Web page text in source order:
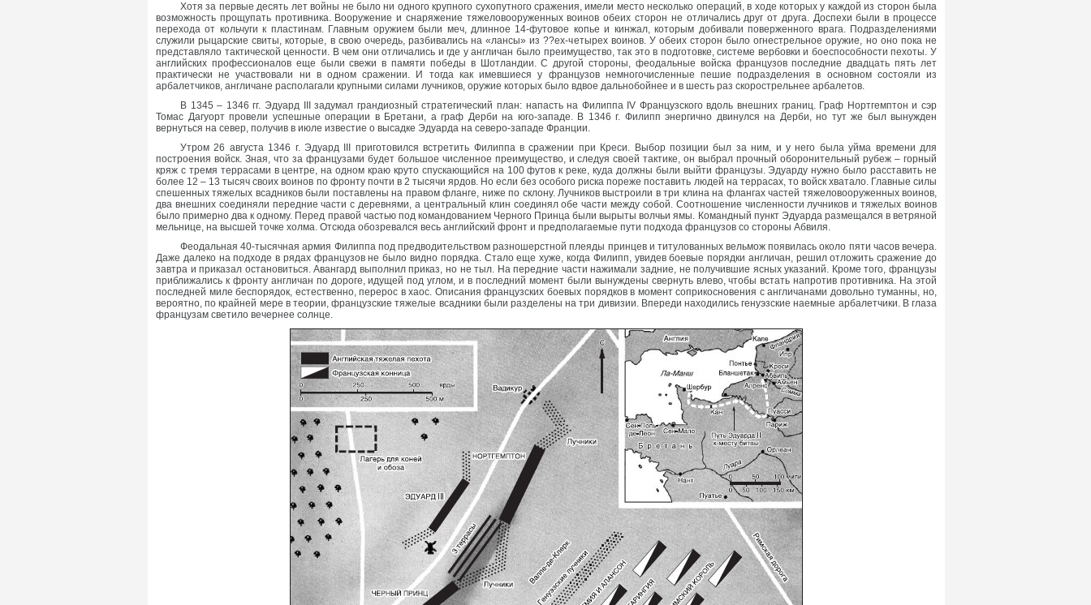
Хотя за первые десять лет войны не было ни одного крупного сухопутного сражения, имели место несколько операций, в ходе которых у каждой из сторон была
возможность прощупать противника. Вооружение и снаряжение тяжеловооруженных воинов обеих сторон не отличались друг от друга. Доспехи были в процессе
перехода от кольчуги к пластинам. Главным оружием были меч, длинное 14-футовое копье и кинжал, которым добивали поверженного врага. Подразделениями
служили рыцарские свиты, которые, в свою очередь, разбивались на «лансы» из ??ex-четырех воинов. У обеих сторон было огнестрельное оружие, но оно пока не
представляло тактической ценности. В чем они отличались и где у англичан было преимущество, так это в подготовке, системе вербовки и боеспособности пехоты. У
английских профессионалов еще были свежи в памяти победы в Шотландии. С другой стороны, феодальные войска французов последние двадцать пять лет
практически не участвовали ни в одном сражении. И тогда как имевшиеся у французов немногочисленные пешие подразделения в основном состояли из
арбалетчиков, англичане располагали крупными силами лучников, оружие которых было вдвое дальнобойнее и в шесть раз скорострельнее арбалетов.
В 1345 – 1346 гг. Эдуард III задумал грандиозный стратегический план: напасть на Филиппа IV Французского вдоль внешних границ. Граф Нортгемптон и сэр
Томас Дагуорт провели успешные операции в Бретани, а граф Дерби на юго-западе. В 1346 г. Филипп энергично двинулся на Дерби, но тут же был вынужден
вернуться на север, получив в июле известие о высадке Эдуарда на северо-западе Франции.
Утром 26 августа 1346 г. Эдуард III приготовился встретить Филиппа в сражении при Креси. Выбор позиции был за ним, и у него была уйма времени для
построения войск. Зная, что за французами будет большое численное преимущество, и следуя своей тактике, он выбрал прочный оборонительный рубеж – горный
кряж с тремя террасами в центре, на одном краю круто спускающийся на 100 футов к реке, куда должны были выйти французы. Эдуарду нужно было расставить не
более 12 – 13 тысяч своих воинов по фронту почти в 2 тысячи ярдов. Но если без особого риска пореже поставить людей на террасах, то войск хватало. Главные силы
спешенных тяжелых всадников были поставлены на правом фланге, ниже по склону. Лучников выстроили в три клина на флангах частей тяжеловооруженных воинов,
два внешних соединяли передние части с деревнями, а центральный клин соединял обе части между собой. Соотношение численности лучников и тяжелых воинов
было примерно два к одному. Перед правой частью под командованием Черного Принца были вырыты волчьи ямы. Командный пункт Эдуарда размещался в ветряной
мельнице, на высшей точке холма. Отсюда обозревался весь английский фронт и предполагаемые пути подхода французов со стороны Абвиля.
Феодальная 40-тысячная армия Филиппа под предводительством разношерстной плеяды принцев и титулованных вельмож появилась около пяти часов вечера.
Даже далеко на подходе в рядах французов не было видно порядка. Стало еще хуже, когда Филипп, увидев боевые порядки англичан, решил отложить сражение до
завтра и приказал остановиться. Авангард выполнил приказ, но не тыл. На передние части нажимали задние, не получившие ясных указаний. Кроме того, французы
приближались к фронту англичан по дороге, идущей под углом, и в последний момент были вынуждены свернуть влево, чтобы встать напротив противника. На этой
последней миле беспорядок, естественно, перерос в хаос. Описания французских боевых порядков в момент соприкосновения с англичанами довольно туманны, но,
вероятно, по крайней мере в теории, французские тяжелые всадники были разделены на три дивизии. Впереди находились генуэзские наемные арбалетчики. В глаза
французам светило вечернее солнце.